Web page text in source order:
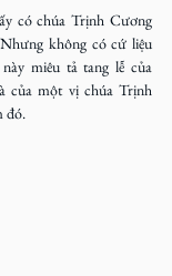
có chúa Trịnh Cương
không có cứ liệu
miêu tả tang lễ của
của một vị chúa Trịnh
đó.